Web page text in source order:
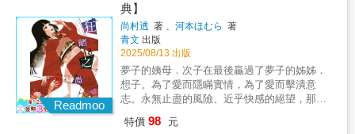
Readmoo
典】
尚村透 著 、河本ほむら 著
青文 出版
2025/08/13 出版
夢子的姨母．次子在最後贏過了夢子的姊姊．
想子。為了愛而隱瞞實情，為了愛而擊潰意
志。永無止盡的風險、近乎快感的絕望，那就
織的校園賭博譚揭開新舞台序幕的第18集。本
特價 98 元